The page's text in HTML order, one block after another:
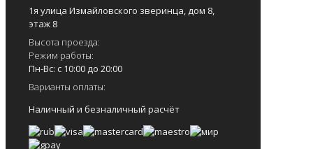
1я улица Измайловского зверинца, дом 8,
этаж 8
Высота проезда:
Режим работы:
Пн-Вс: с 10:00 до 20:00
Варианты оплаты:
Наличный и безналичный расчёт